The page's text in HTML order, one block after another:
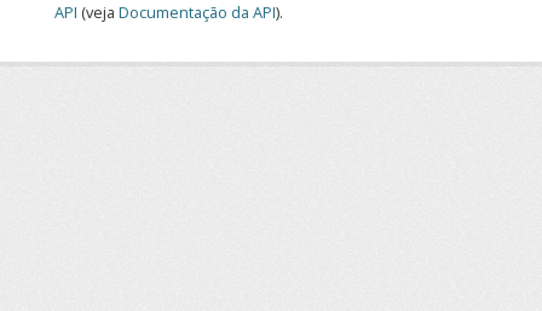
API (veja Documentação da API).